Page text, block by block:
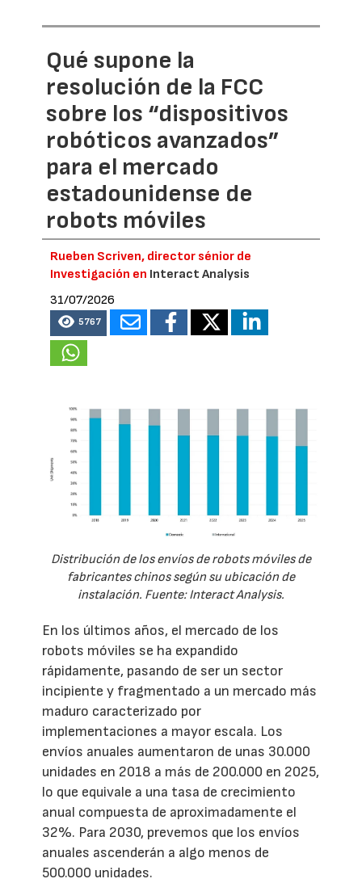
Qué supone la
resolución de la FCC
sobre los “dispositivos
robóticos avanzados”
para el mercado
estadounidense de
robots móviles
Rueben Scriven, director sénior de
Investigación en Interact Analysis
31/07/2026
5767
Distribución de los envíos de robots móviles de
fabricantes chinos según su ubicación de
instalación. Fuente: Interact Analysis.
En los últimos años, el mercado de los
robots móviles se ha expandido
rápidamente, pasando de ser un sector
incipiente y fragmentado a un mercado más
maduro caracterizado por
implementaciones a mayor escala. Los
envíos anuales aumentaron de unas 30.000
unidades en 2018 a más de 200.000 en 2025,
lo que equivale a una tasa de crecimiento
anual compuesta de aproximadamente el
32%. Para 2030, prevemos que los envíos
anuales ascenderán a algo menos de
500.000 unidades.